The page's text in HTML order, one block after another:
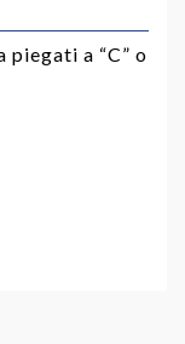
piegati a “C” o